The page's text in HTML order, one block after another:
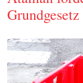
Grundgesetz